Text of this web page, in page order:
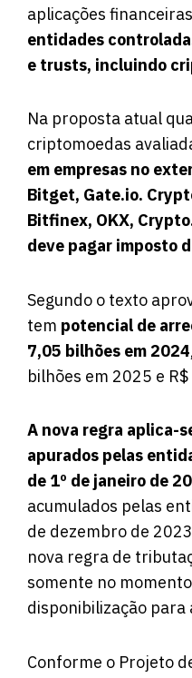
aplicações
entidades
e trusts, incluindo
Na proposta atual
criptomoedas
em empresas no
Bitget, Gate.io.
Bitfinex, OKX,
deve pagar imposto
Segundo o texto
tem potencial de
7,05 bilhões em 2024
bilhões em 2025 e
A nova regra aplica-
apurados pelas
de 1º de janeiro de
acumulados pelas
de dezembro de
nova regra de
somente no
disponibilização para
Conforme o Projeto